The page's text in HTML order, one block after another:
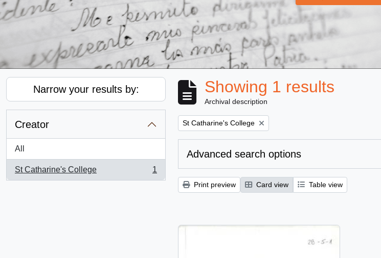
Narrow your results by:
Creator
All
St Catharine's College
, 1 results
1
Showing 1 results
Archival description
Remove filter:
St Catharine's College
Advanced search options
Print preview Card view Table view